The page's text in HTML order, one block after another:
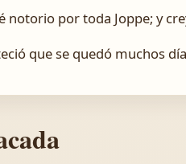
notorio por toda Joppe; y
que se quedó muchos